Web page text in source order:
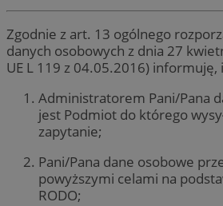
Zgodnie z art. 13 ogólnego
danych osobowych z dnia 27
UE L 119 z 04.05.2016) informuję,
Administratorem Pani/Pana
jest Podmiot do którego
zapytanie;
Pani/Pana dane osobowe
powyższymi celami na
RODO;